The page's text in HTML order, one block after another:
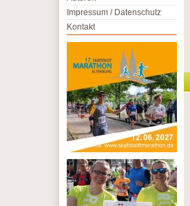
Impressum / Datenschutz
Kontakt